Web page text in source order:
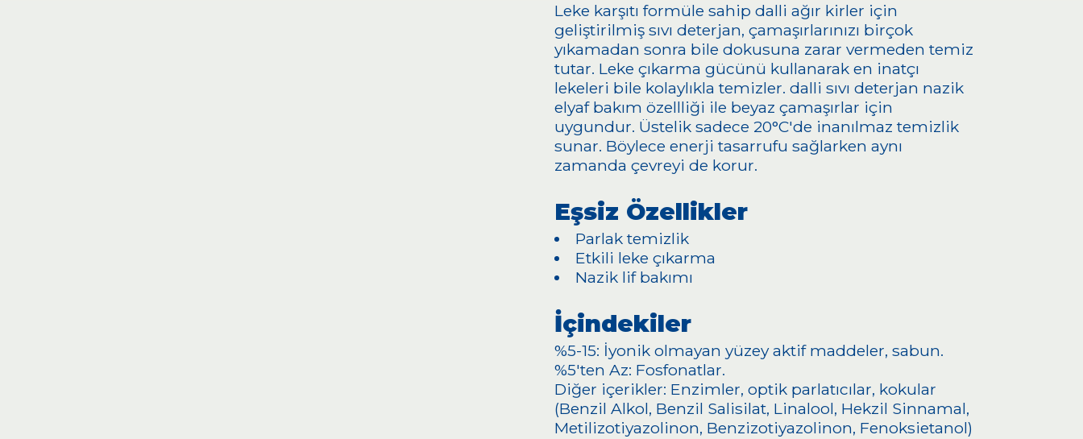
Leke karşıtı formüle sahip dalli ağır kirler için
geliştirilmiş sıvı deterjan, çamaşırlarınızı birçok
yıkamadan sonra bile dokusuna zarar vermeden temiz
tutar. Leke çıkarma gücünü kullanarak en inatçı
lekeleri bile kolaylıkla temizler. dalli sıvı deterjan nazik
elyaf bakım özellliği ile beyaz çamaşırlar için
uygundur. Üstelik sadece 20°C'de inanılmaz temizlik
sunar. Böylece enerji tasarrufu sağlarken aynı
zamanda çevreyi de korur.
Eşsiz Özellikler
Parlak temizlik
Etkili leke çıkarma
Nazik lif bakımı
İçindekiler
%5-15: İyonik olmayan yüzey aktif maddeler, sabun.
%5'ten Az: Fosfonatlar.
Diğer içerikler: Enzimler, optik parlatıcılar, kokular
(Benzil Alkol, Benzil Salisilat, Linalool, Hekzil Sinnamal,
Metilizotiyazolinon, Benzizotiyazolinon, Fenoksietanol)